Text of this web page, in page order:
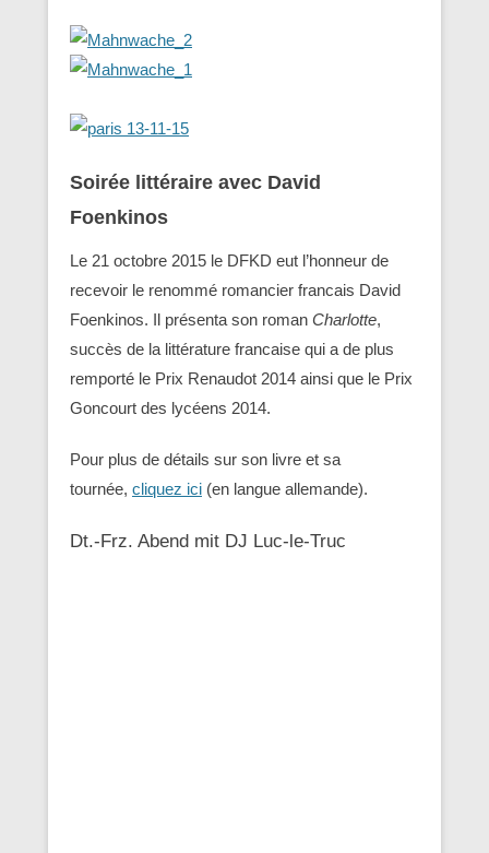
Soirée littéraire avec David
Foenkinos
Le 21 octobre 2015 le DFKD eut l’honneur de
recevoir le renommé romancier francais David
Foenkinos. Il présenta son roman Charlotte,
succès de la littérature francaise qui a de plus
remporté le Prix Renaudot 2014 ainsi que le Prix
Goncourt des lycéens 2014.
Pour plus de détails sur son livre et sa
tournée, cliquez ici (en langue allemande).
Dt.-Frz. Abend mit DJ Luc-le-Truc